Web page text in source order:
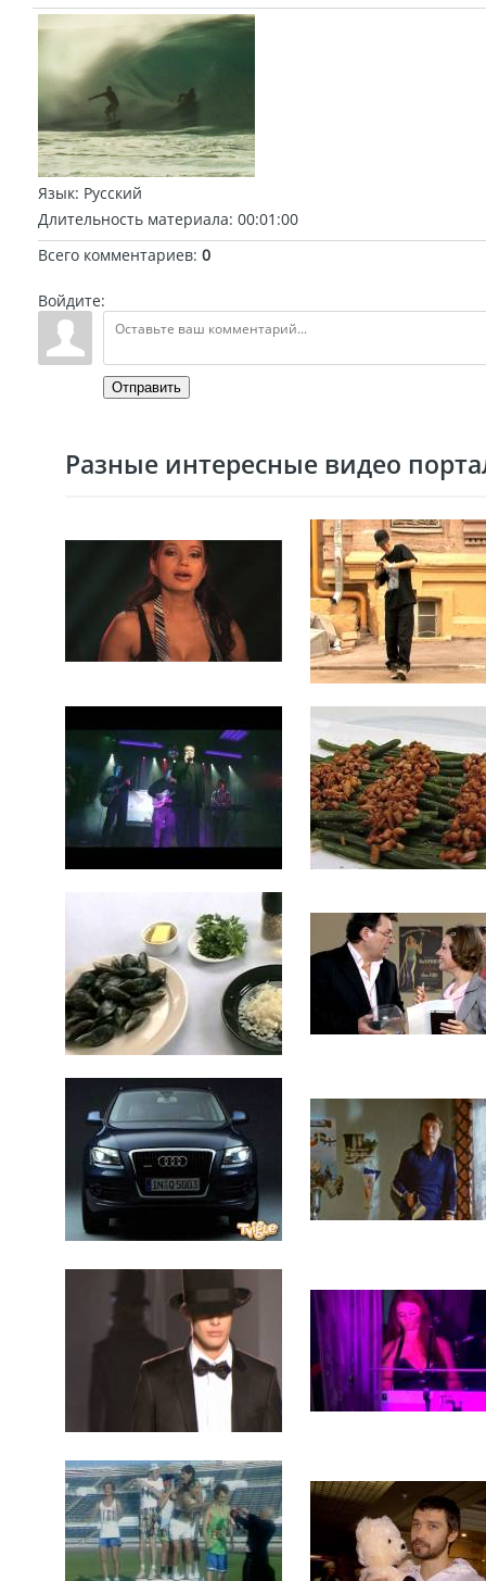
Язык: Русский
Длительность материала: 00:01:00
Всего комментариев: 0
Войдите:
Отправить
Разные интересные видео